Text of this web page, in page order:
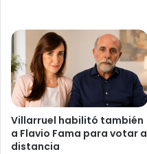
Villarruel habilitó también
a Flavio Fama para votar a
distancia